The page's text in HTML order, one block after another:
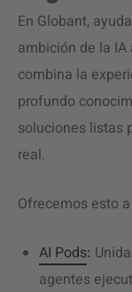
En Globant,
ambición de la
combina la
profundo
soluciones listas
real.
Ofrecemos esto
AI Pods:
agentes